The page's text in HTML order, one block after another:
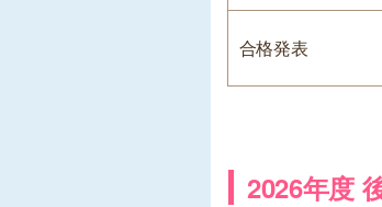
合格発表
2026年度